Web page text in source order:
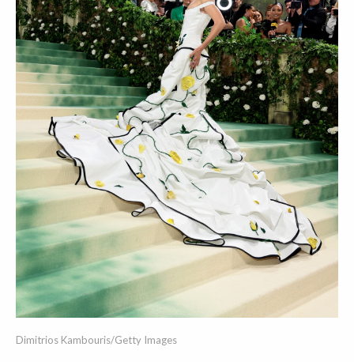
Dimitrios Kambouris/Getty Images